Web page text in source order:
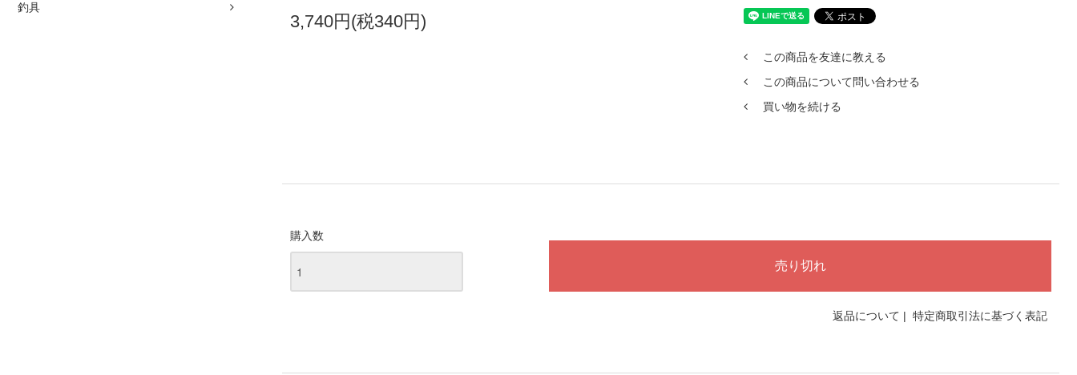
釣具
3,740円(税340円)
この商品を友達に教える
この商品について問い合わせる
買い物を続ける
購入数
返品について | 特定商取引法に基づく表記